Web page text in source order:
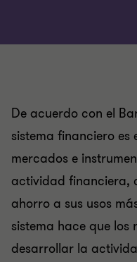
De acuerdo con el
sistema financiero es
mercados e
actividad financiera,
ahorro a sus usos
sistema hace que los
desarrollar la